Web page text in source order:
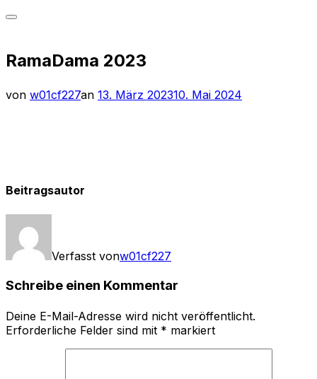
Seitenleiste
umschalten
RamaDama 2023
von w01cf227an Veröffentlicht
13. März 202310. Mai 2024
Beitragsautor
Verfasst vonw01cf227
Schreibe einen Kommentar
Deine E-Mail-Adresse wird nicht veröffentlicht.
Erforderliche Felder sind mit * markiert